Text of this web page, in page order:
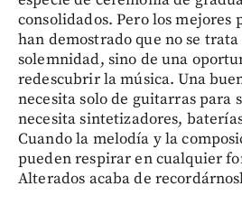
consolidados. Pero los mejores
han demostrado que no se
solemnidad, sino de una
redescubrir la música. Una
necesita solo de guitarras para
necesita sintetizadores,
Cuando la melodía y la
pueden respirar en cualquier
Alterados acaba de